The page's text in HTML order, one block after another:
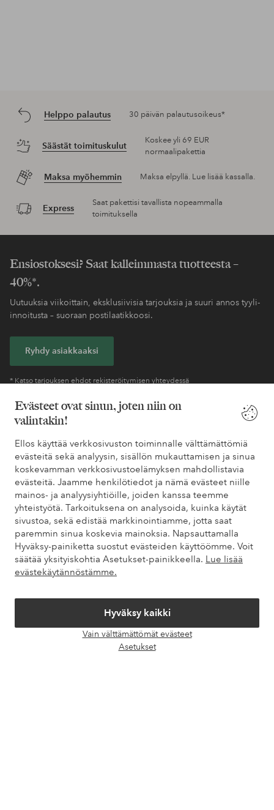
Evästeet ovat sinun, joten niin on
valintakin!
Ellos käyttää verkkosivuston toiminnalle välttämättömiä
evästeitä sekä analyysin, sisällön mukauttamisen ja sinua
koskevamman verkkosivustoelämyksen mahdollistavia
evästeitä. Jaamme henkilötiedot ja nämä evästeet niille
mainos- ja analyysiyhtiöille, joiden kanssa teemme
yhteistyötä. Tarkoituksena on analysoida, kuinka käytät
sivustoa, sekä edistää markkinointiamme, jotta saat
paremmin sinua koskevia mainoksia. Napsauttamalla
Hyväksy-painiketta suostut evästeiden käyttöömme. Voit
säätää yksityiskohtia Asetukset-painikkeella. Lue lisää
evästekäytännöstämme.
Hyväksy kaikki
Vain välttämättömät evästeet
Asetukset
Helppo palautus 30 päivän palautusoikeus*
Säästät toimituskulut
Koskee yli 69 EUR
normaalipakettia
Maksa myöhemmin Maksa elpyllä. Lue lisää kassalla.
Express
Saat pakettisi tavallista nopeammalla
toimituksella
Ensiostoksesi? Saat kalleimmasta tuotteesta –
40%*.
Uutuuksia viikoittain, eksklusiivisia tarjouksia ja suuri annos tyyli-
innoitusta – suoraan postilaatikkoosi.
Ryhdy asiakkaaksi
* Katso tarjouksen ehdot rekisteröitymisen yhteydessä
Tarvitsetko apua?
Löydät vastaukset useimmin kysyttyihin kysymyksiin usein
kysytyistä kysymyksistä. Löydät myös tietoa siitä, miten voit ottaa
meihin yhteyttä.
Asiakaspalvelu Tilaukset Maksutavat
Omat sivut